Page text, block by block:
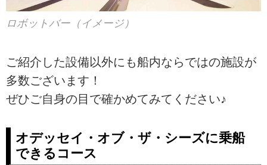
ロボットバー（イメージ）
ご紹介した設備以外にも船内ならではの施設が
多数ございます！
ぜひご自身の目で確かめてみてください♪
オデッセイ・オブ・ザ・シーズに乗船
できるコース